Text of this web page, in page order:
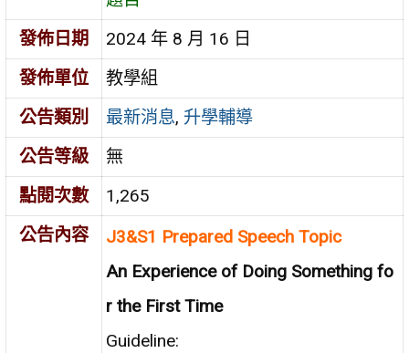
發佈日期
2024 年 8 月 16 日
發佈單位
教學組
公告類別
最新消息, 升學輔導
公告等級
無
點閱次數
1,265
公告內容
J3&S1 Prepared Speech Topic
An Experience of Doing Something fo
r the First Time
Guideline: